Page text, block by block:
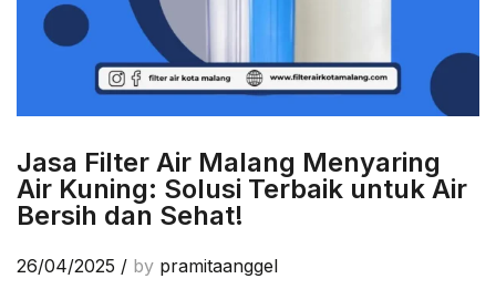
Jasa Filter Air Malang Menyaring
Air Kuning: Solusi Terbaik untuk Air
Bersih dan Sehat!
26/04/2025 / by pramitaanggel